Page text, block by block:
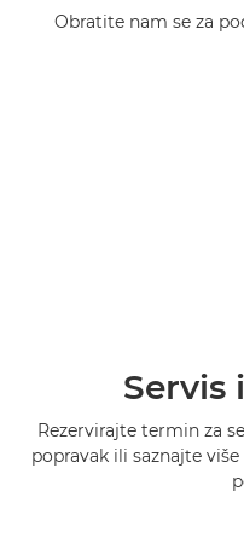
Obratite nam se za
Servis
Rezervirajte termin za
popravak ili saznajte